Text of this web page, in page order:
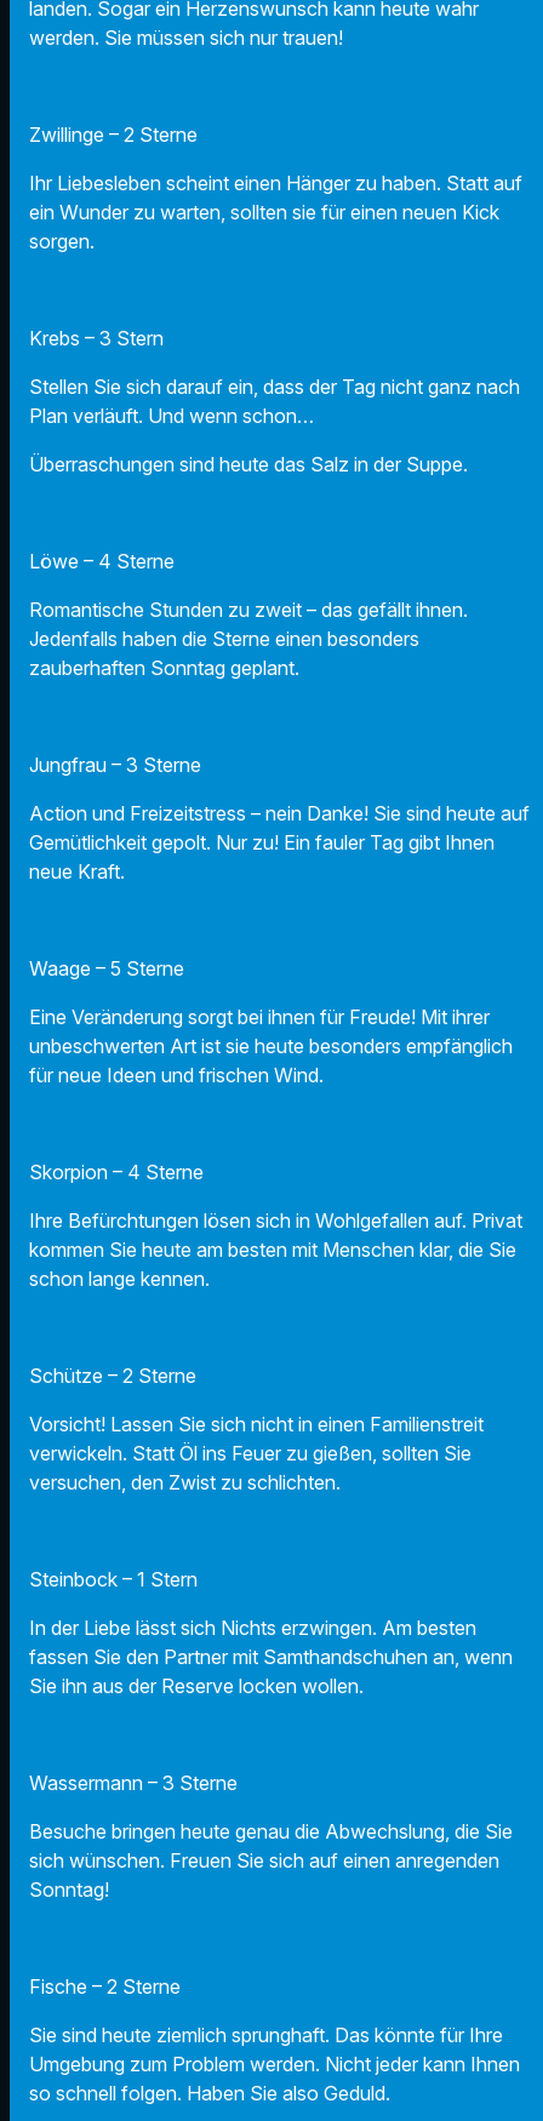
landen. Sogar ein Herzenswunsch kann heute wahr
werden. Sie müssen sich nur trauen!
Zwillinge – 2 Sterne
Ihr Liebesleben scheint einen Hänger zu haben. Statt auf
ein Wunder zu warten, sollten sie für einen neuen Kick
sorgen.
Krebs – 3 Stern
Stellen Sie sich darauf ein, dass der Tag nicht ganz nach
Plan verläuft. Und wenn schon…
Überraschungen sind heute das Salz in der Suppe.
Löwe – 4 Sterne
Romantische Stunden zu zweit – das gefällt ihnen.
Jedenfalls haben die Sterne einen besonders
zauberhaften Sonntag geplant.
Jungfrau – 3 Sterne
Action und Freizeitstress – nein Danke! Sie sind heute auf
Gemütlichkeit gepolt. Nur zu! Ein fauler Tag gibt Ihnen
neue Kraft.
Waage – 5 Sterne
Eine Veränderung sorgt bei ihnen für Freude! Mit ihrer
unbeschwerten Art ist sie heute besonders empfänglich
für neue Ideen und frischen Wind.
Skorpion – 4 Sterne
Ihre Befürchtungen lösen sich in Wohlgefallen auf. Privat
kommen Sie heute am besten mit Menschen klar, die Sie
schon lange kennen.
Schütze – 2 Sterne
Vorsicht! Lassen Sie sich nicht in einen Familienstreit
verwickeln. Statt Öl ins Feuer zu gießen, sollten Sie
versuchen, den Zwist zu schlichten.
Steinbock – 1 Stern
In der Liebe lässt sich Nichts erzwingen. Am besten
fassen Sie den Partner mit Samthandschuhen an, wenn
Sie ihn aus der Reserve locken wollen.
Wassermann – 3 Sterne
Besuche bringen heute genau die Abwechslung, die Sie
sich wünschen. Freuen Sie sich auf einen anregenden
Sonntag!
Fische – 2 Sterne
Sie sind heute ziemlich sprunghaft. Das könnte für Ihre
Umgebung zum Problem werden. Nicht jeder kann Ihnen
so schnell folgen. Haben Sie also Geduld.